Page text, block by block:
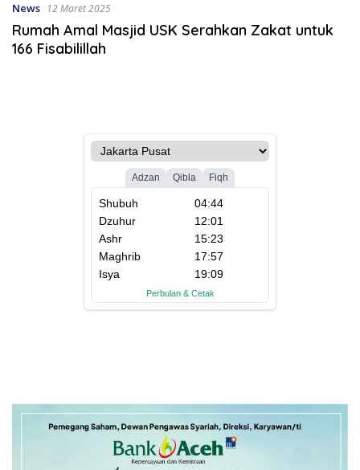
News 12 Maret 2025
Rumah Amal Masjid USK Serahkan Zakat untuk
166 Fisabilillah